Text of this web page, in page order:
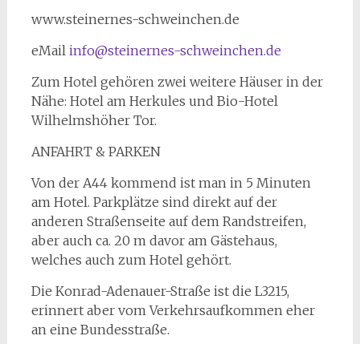
www.steinernes-schweinchen.de
eMail info@steinernes-schweinchen.de
Zum Hotel gehören zwei weitere Häuser in der
Nähe: Hotel am Herkules und Bio-Hotel
Wilhelmshöher Tor.
ANFAHRT & PARKEN
Von der A44 kommend ist man in 5 Minuten
am Hotel. Parkplätze sind direkt auf der
anderen Straßenseite auf dem Randstreifen,
aber auch ca. 20 m davor am Gästehaus,
welches auch zum Hotel gehört.
Die Konrad-Adenauer-Straße ist die L3215,
erinnert aber vom Verkehrsaufkommen eher
an eine Bundesstraße.